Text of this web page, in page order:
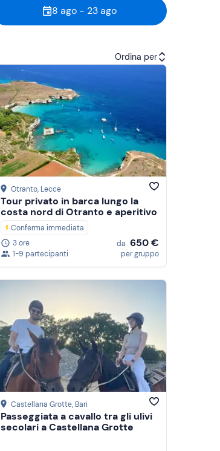
8 ago - 23 ago
Ordina per
Attività consigliate
Recensioni
Prezzo (crescente)
Prezzo (decrescente)
Otranto, Lecce
Tour privato in barca lungo la
costa nord di Otranto e aperitivo
Conferma immediata
3 ore
1-9 partecipanti
da 650 €
per gruppo
Castellana Grotte, Bari
Passeggiata a cavallo tra gli ulivi
secolari a Castellana Grotte